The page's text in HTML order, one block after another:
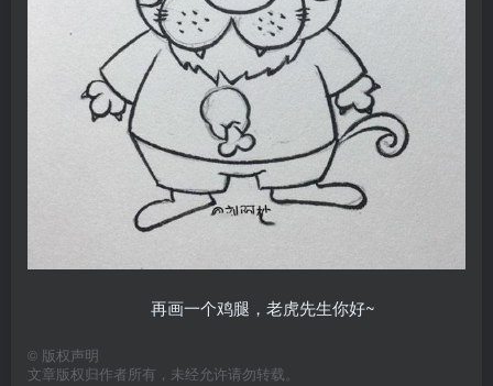
再画一个鸡腿，老虎先生你好~
© 版权声明
文章版权归作者所有，未经允许请勿转载。